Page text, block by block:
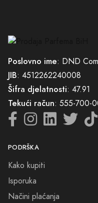
Poslovno ime: DND
JIB: 4512262240008
Šifra djelatnosti: 47.91
Tekući račun: 555-700-
PODRŠKA
Kako kupiti
Isporuka
Načini plaćanja